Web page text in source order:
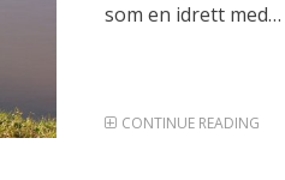
som en idrett med…
CONTINUE READING